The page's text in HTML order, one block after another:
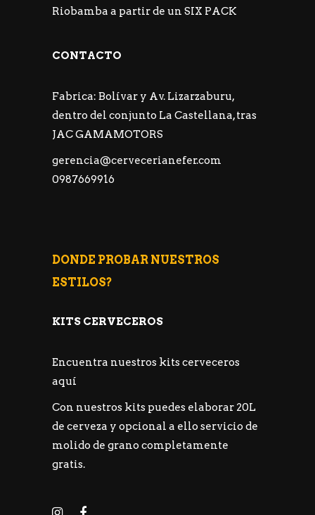
Riobamba a partir de un SIX PACK
CONTACTO
Fabrica: Bolívar y Av. Lizarzaburu,
dentro del conjunto La Castellana, tras
JAC GAMAMOTORS
gerencia@cervecerianefer.com
0987669916
DONDE PROBAR NUESTROS
ESTILOS?
KITS CERVECEROS
Encuentra nuestros kits cerveceros
aquí
Con nuestros kits puedes elaborar 20L
de cerveza y opcional a ello servicio de
molido de grano completamente
gratis.